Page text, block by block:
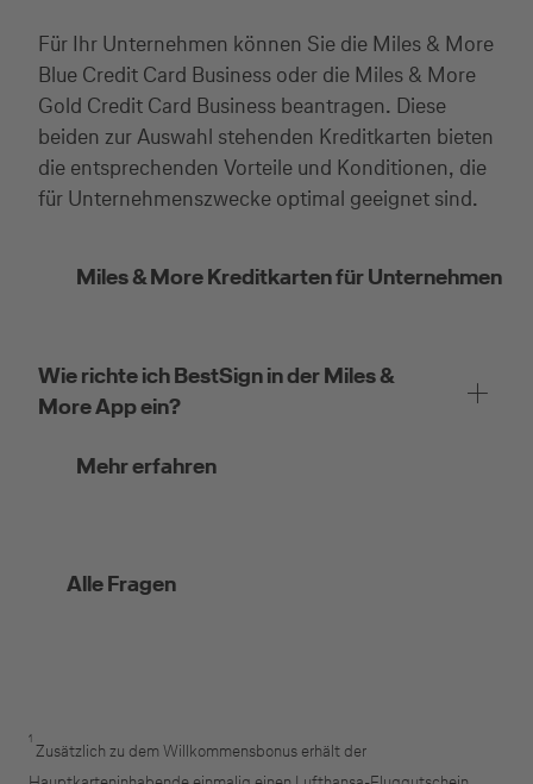
Für Ihr Unternehmen können Sie die Miles & More
Blue Credit Card Business oder die Miles & More
Gold Credit Card Business beantragen. Diese
beiden zur Auswahl stehenden Kreditkarten bieten
die entsprechenden Vorteile und Konditionen, die
für Unternehmenszwecke optimal geeignet sind.
Miles & More Kreditkarten für Unternehmen
Wie richte ich BestSign in der Miles &
More App ein?
Mehr erfahren
Alle Fragen
1
Zusätzlich zu dem Willkommensbonus erhält der